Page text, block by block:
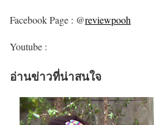
Facebook Page : @reviewpooh
Youtube :
อ่านข่าวที่น่าสนใจ